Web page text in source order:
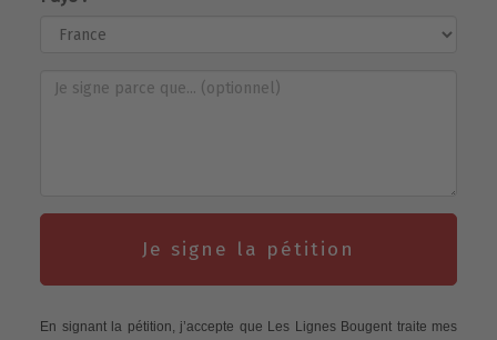
Je signe la pétition
En signant la pétition, j’accepte que Les Lignes Bougent traite mes